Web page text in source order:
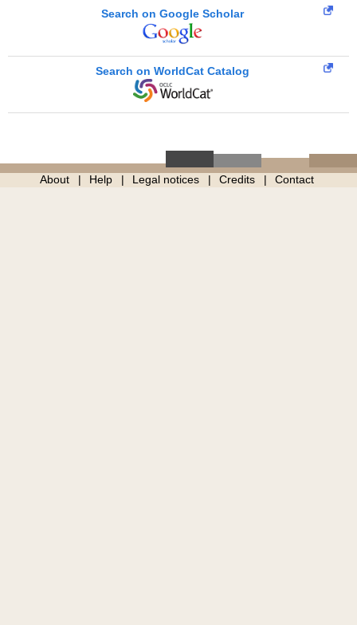
Search on Google Scholar
Search on WorldCat Catalog
About Help Legal notices Credits Contact